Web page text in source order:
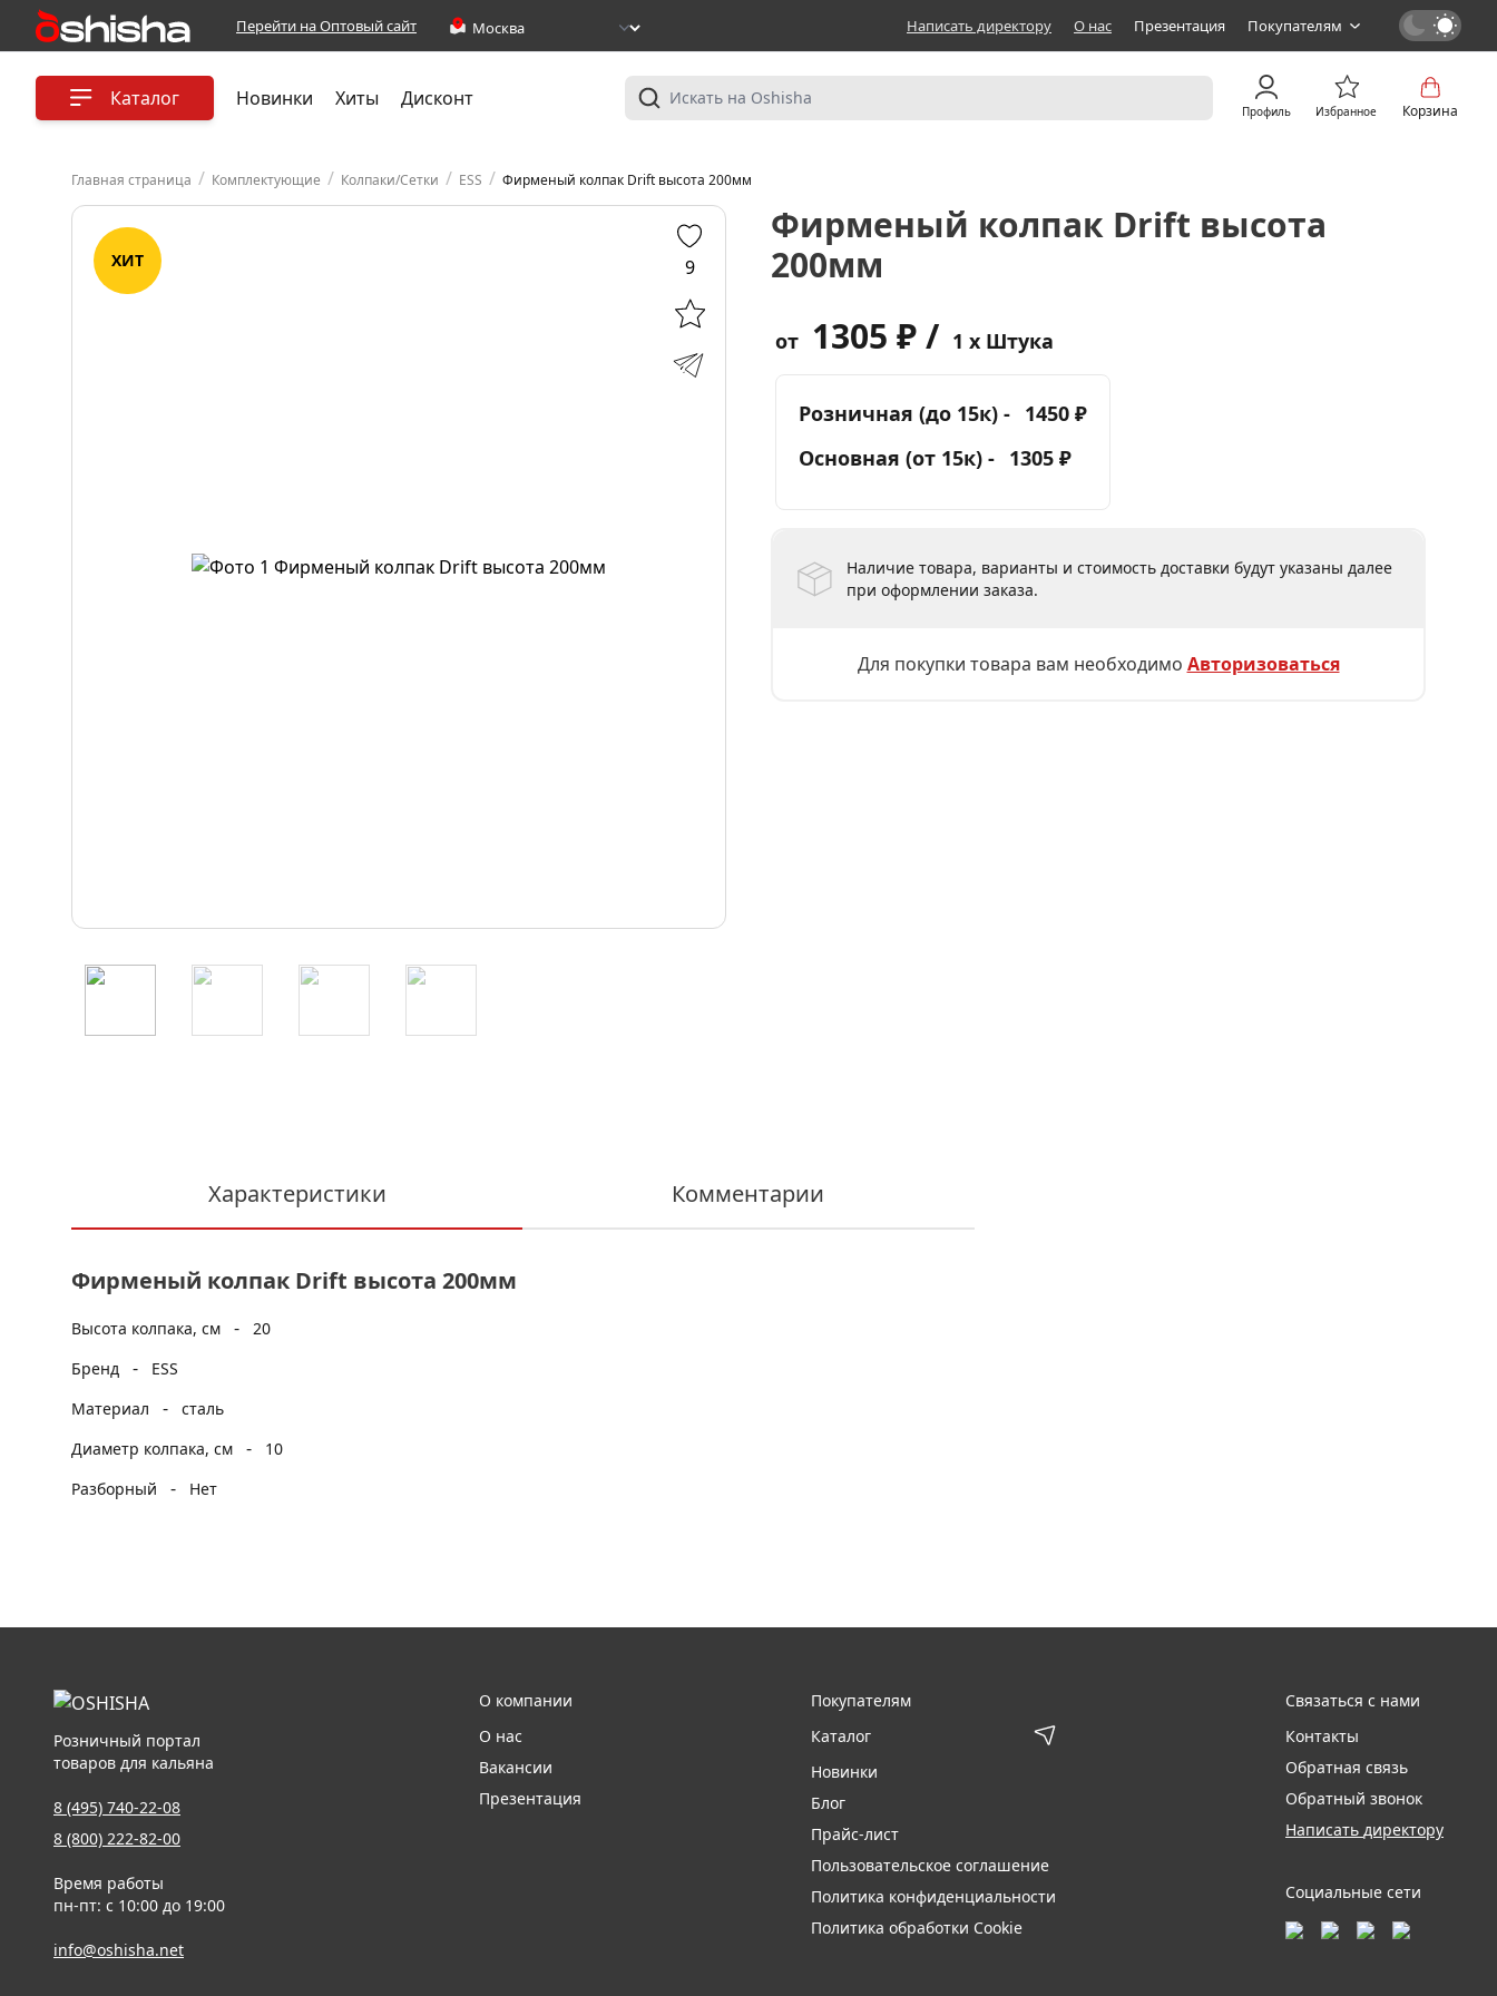
Перейти на Оптовый сайт Написать директору О нас Презентация Покупателям
Каталог Новинки Хиты Дисконт
Профиль Избранное Корзина
Главная страница / Комплектующие / Колпаки/Сетки / ESS / Фирменый колпак Drift высота 200мм
ХИТ 9
Фирменый колпак Drift высота
200мм
от 1305 ₽ / 1 x Штука
Розничная (до 15к) - 1450 ₽
Основная (от 15к) - 1305 ₽
Наличие товара, варианты и стоимость доставки будут указаны далее
при оформлении заказа.
Для покупки товара вам необходимо Авторизоваться
Характеристики Комментарии
Фирменый колпак Drift высота 200мм
Высота колпака, см - 20
Бренд
-
ESS
Материал
- сталь
Диаметр колпака, см
-
10
Разборный
- Нет
Розничный портал
товаров для кальяна
8 (495) 740-22-08
8 (800) 222-82-00
Время работы
пн-пт: с 10:00 до 19:00
info@oshisha.net
О компании
О нас
Вакансии
Презентация
Покупателям
Каталог
Новинки
Блог
Прайс-лист
Пользовательское соглашение
Политика конфиденциальности
Политика обработки Cookie
Связаться с нами
Контакты
Обратная связь
Обратный звонок
Написать директору
Социальные сети